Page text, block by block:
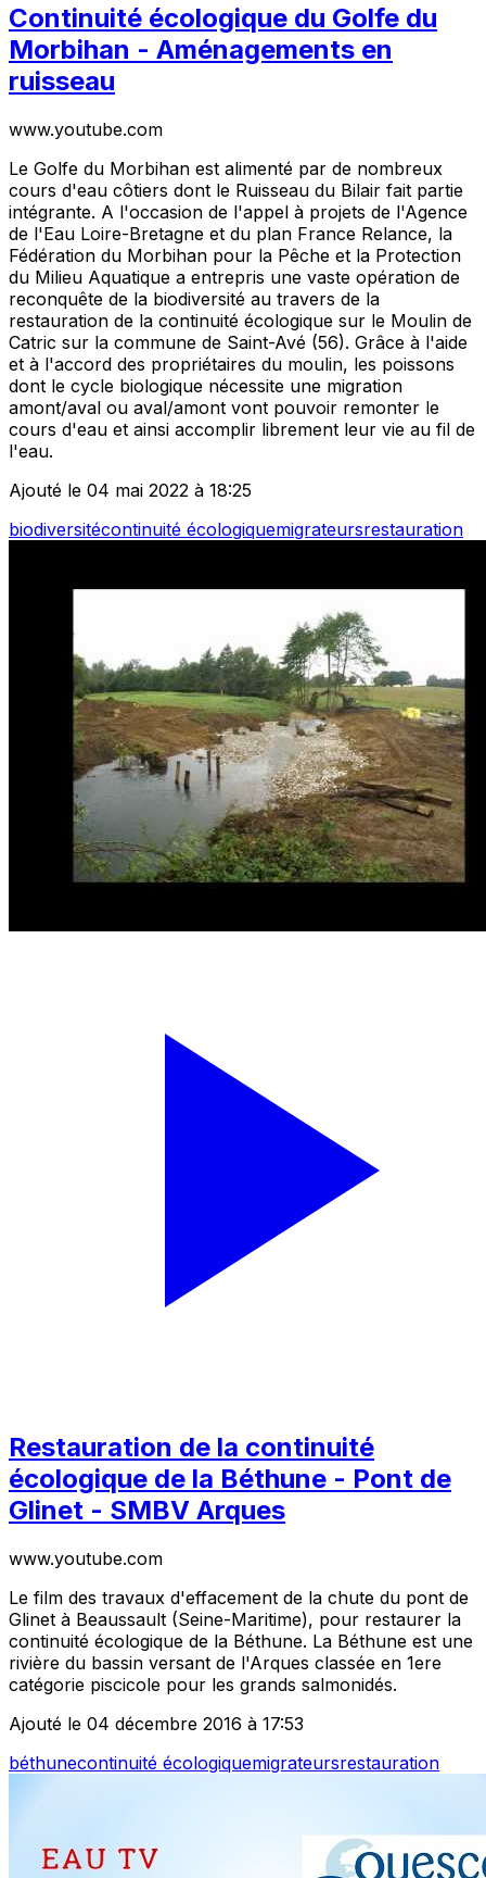
Continuité écologique du Golfe du
Morbihan - Aménagements en
ruisseau
www.youtube.com
Le Golfe du Morbihan est alimenté par de nombreux
cours d'eau côtiers dont le Ruisseau du Bilair fait partie
intégrante. A l'occasion de l'appel à projets de l'Agence
de l'Eau Loire-Bretagne et du plan France Relance, la
Fédération du Morbihan pour la Pêche et la Protection
du Milieu Aquatique a entrepris une vaste opération de
reconquête de la biodiversité au travers de la
restauration de la continuité écologique sur le Moulin de
Catric sur la commune de Saint-Avé (56). Grâce à l'aide
et à l'accord des propriétaires du moulin, les poissons
dont le cycle biologique nécessite une migration
amont/aval ou aval/amont vont pouvoir remonter le
cours d'eau et ainsi accomplir librement leur vie au fil de
l'eau.
Ajouté le 04 mai 2022 à 18:25
biodiversitécontinuité écologiquemigrateursrestauration
Restauration de la continuité
écologique de la Béthune - Pont de
Glinet - SMBV Arques
www.youtube.com
Le film des travaux d'effacement de la chute du pont de
Glinet à Beaussault (Seine-Maritime), pour restaurer la
continuité écologique de la Béthune. La Béthune est une
rivière du bassin versant de l'Arques classée en 1ere
catégorie piscicole pour les grands salmonidés.
Ajouté le 04 décembre 2016 à 17:53
béthunecontinuité écologiquemigrateursrestauration